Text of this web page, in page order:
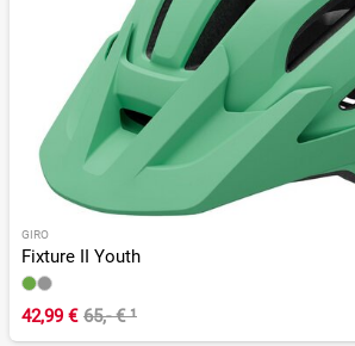
GIRO
Fixture II Youth
42,99 € 65,- €¹